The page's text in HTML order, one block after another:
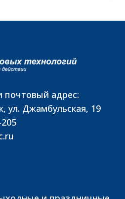
почтовый адрес:
ул. Джамбульская, 19